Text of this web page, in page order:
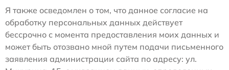
Я также осведомлен о том, что данное согласие на
обработку персональных данных действует
бессрочно с момента предоставления моих данных и
может быть отозвано мной путем подачи письменного
заявления администрации сайта по адресу: ул.